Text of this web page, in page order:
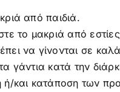
από παιδιά.
το μακριά από
να γίνονται σε
γάντια κατά την
ή/και κατάποση των